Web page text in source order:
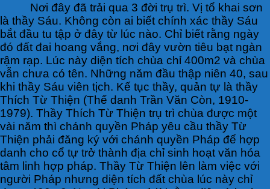
Nơi đây đã trải qua 3 đời trụ trì. Vị tổ khai sơn
là thầy Sáu. Không còn ai biết chính xác thầy Sáu
bắt đầu tu tập ở đây từ lúc nào. Chỉ biết rằng ngày
đó đất đai hoang vắng, nơi đây vườn tiêu bạt ngàn
rậm rạp. Lúc này diện tích chùa chỉ 400m2 và chùa
vẫn chưa có tên. Những năm đầu thập niên 40, sau
khi thầy Sáu viên tịch. Kế tục thầy, quản tự là thầy
Thích Từ Thiện (Thế danh Trần Văn Còn, 1910-
1979). Thầy Thích Từ Thiện trụ trì chùa được một
vài năm thì chánh quyền Pháp yêu cầu thầy Từ
Thiện phải đăng ký với chánh quyền Pháp để hợp
danh cho cổ tự trở thành địa chỉ sinh hoạt văn hóa
tâm linh hợp pháp. Thầy Từ Thiện lên làm việc với
người Pháp nhưng diện tích đất chùa lúc này chỉ